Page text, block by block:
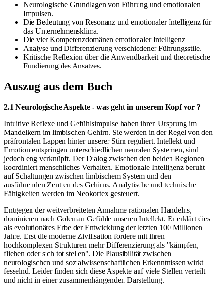
Neurologische Grundlagen von Führung und emotionalen
Impulsen.
Die Bedeutung von Resonanz und emotionaler Intelligenz für
das Unternehmensklima.
Die vier Kompetenzdomänen emotionaler Intelligenz.
Analyse und Differenzierung verschiedener Führungsstile.
Kritische Reflexion über die Anwendbarkeit und theoretische
Fundierung des Ansatzes.
Auszug aus dem Buch
2.1 Neurologische Aspekte - was geht in unserem Kopf vor ?
Intuitive Reflexe und Gefühlsimpulse haben ihren Ursprung im
Mandelkern im limbischen Gehirn. Sie werden in der Regel von den
präfrontalen Lappen hinter unserer Stirn reguliert. Intellekt und
Emotion entspringen unterschiedlichen neuralen Systemen, sind
jedoch eng verknüpft. Der Dialog zwischen den beiden Regionen
koordiniert menschliches Verhalten. Emotionale Intelligenz beruht
auf Schaltungen zwischen limbischem System und den
ausführenden Zentren des Gehirns. Analytische und technische
Fähigkeiten werden im Neokortex gesteuert.
Entgegen der weitverbreiteten Annahme rationalen Handelns,
dominieren nach Goleman Gefühle unseren Intellekt. Er erklärt dies
als evolutionäres Erbe der Entwicklung der letzten 100 Millionen
Jahre. Erst die moderne Zivilisation fordere mit ihren
hochkomplexen Strukturen mehr Differenzierung als "kämpfen,
fliehen oder sich tot stellen". Die Plausibilität zwischen
neurologischen und sozialwissenschaftlichen Erkenntnissen wirkt
fesselnd. Leider finden sich diese Aspekte auf viele Stellen verteilt
und nicht in einer zusammenhängenden Darstellung.